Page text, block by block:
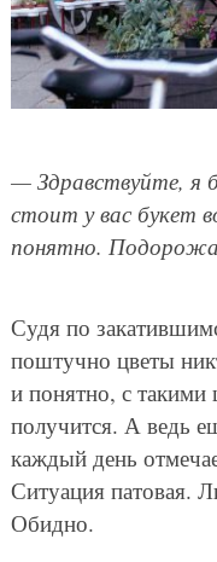
— Здравствуйте, я
стоит у вас букет
понятно.
Судя по
поштучно цветы
и понятно, с такими
получится. А ведь
каждый день
Ситуация патовая.
Обидно.